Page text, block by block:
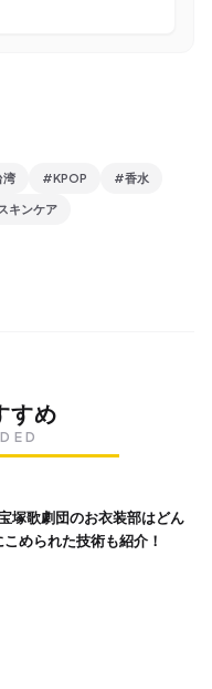
#KPOP #香水
キンケア
すめ
められた技術も紹介！